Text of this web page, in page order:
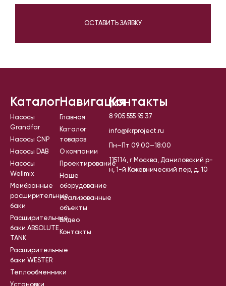
ОСТАВИТЬ ЗАЯВКУ
Каталог
Насосы
Grandfar
Насосы CNP
Насосы DAB
Насосы
Wellmix
Мембранные
расширительные
баки
Расширительные
баки ABSOLUTE
TANK
Расширительные
баки WESTER
Теплообменники
Установки
Навигация
Главная
Каталог
товаров
О компании
Проектирование
Наше
оборудование
Реализованные
объекты
Видео
Контакты
Контакты
8 905 555 95 37
info@ikrproject.ru
Пн–Пт 09:00–18:00
115114, г Москва, Даниловский р-
н, 1-й Кожевнический пер, д. 10